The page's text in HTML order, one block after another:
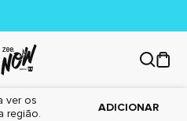
ver os
região.
ADICIONAR